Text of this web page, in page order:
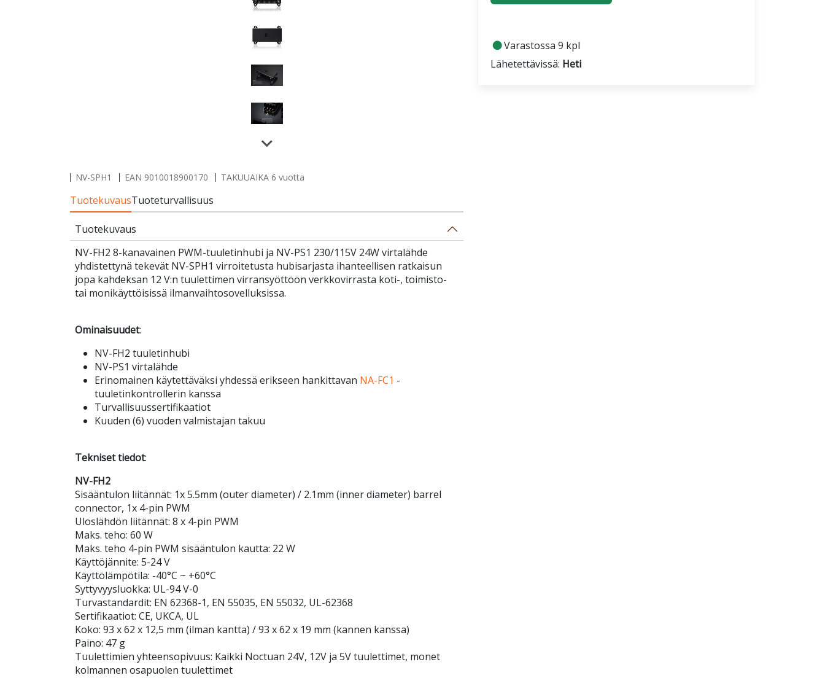
fiber_manual_recordVarastossa 9 kpl
Lähetettävissä: Heti
NV-SPH1 EAN 9010018900170 TAKUUAIKA 6 vuotta
TuotekuvausTuoteturvallisuus
Tuotekuvaus
NV-FH2 8-kanavainen PWM-tuuletinhubi ja NV-PS1 230/115V 24W virtalähde
yhdistettynä tekevät NV-SPH1 virroitetusta hubisarjasta ihanteellisen ratkaisun
jopa kahdeksan 12 V:n tuulettimen virransyöttöön verkkovirrasta koti-, toimisto-
tai monikäyttöisissä ilmanvaihtosovelluksissa.
Ominaisuudet:
NV-FH2 tuuletinhubi
NV-PS1 virtalähde
Erinomainen käytettäväksi yhdessä erikseen hankittavan NA-FC1 -
tuuletinkontrollerin kanssa
Turvallisuussertifikaatiot
Kuuden (6) vuoden valmistajan takuu
Tekniset tiedot:
NV-FH2
Sisääntulon liitännät: 1x 5.5mm (outer diameter) / 2.1mm (inner diameter) barrel
connector, 1x 4-pin PWM
Uloslähdön liitännät: 8 x 4-pin PWM
Maks. teho: 60 W
Maks. teho 4-pin PWM sisääntulon kautta: 22 W
Käyttöjännite: 5-24 V
Käyttölämpötila: -40°C ~ +60°C
Syttyvyysluokka: UL-94 V-0
Turvastandardit: EN 62368-1, EN 55035, EN 55032, UL-62368
Sertifikaatiot: CE, UKCA, UL
Koko: 93 x 62 x 12,5 mm (ilman kantta) / 93 x 62 x 19 mm (kannen kanssa)
Paino: 47 g
Tuulettimien yhteensopivuus: Kaikki Noctuan 24V, 12V ja 5V tuulettimet, monet
kolmannen osapuolen tuulettimet